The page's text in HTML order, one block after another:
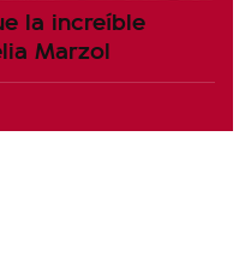
la increíble
Marzol